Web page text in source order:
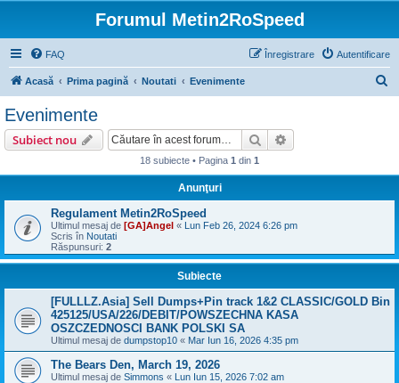
Forumul Metin2RoSpeed
FAQ Autentificare
Înregistrare
Acasă Prima pagină Noutati Evenimente
Evenimente
Subiect nou Căutare
18 subiecte • Pagina 1 din 1
Anunţuri
Regulament Metin2RoSpeed
Ultimul mesaj de [GA]Angel « Lun Feb 26, 2024 6:26 pm
Scris în Noutati
Răspunsuri: 2
Subiecte
[FULLLZ.Asia] Sell Dumps+Pin track 1&2 CLASSIC/GOLD Bin
425125/USA/226/DEBIT/POWSZECHNA KASA
OSZCZEDNOSCI BANK POLSKI SA
Ultimul mesaj de dumpstop10 « Mar Iun 16, 2026 4:35 pm
The Bears Den, March 19, 2026
Ultimul mesaj de Simmons « Lun Iun 15, 2026 7:02 am